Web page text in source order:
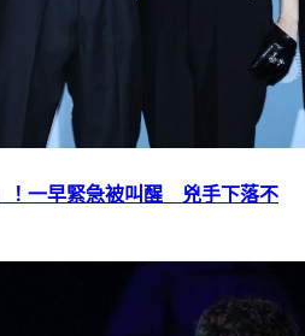
！一早緊急被叫醒 兇手下落不